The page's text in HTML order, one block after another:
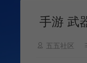
手游 武
五五社区